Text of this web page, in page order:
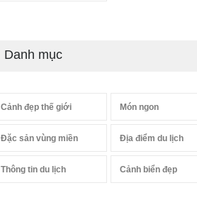
Danh mục
Cảnh đẹp thế giới Món ngon
Đặc sản vùng miền Địa điểm du lịch
Thông tin du lịch Cảnh biển đẹp